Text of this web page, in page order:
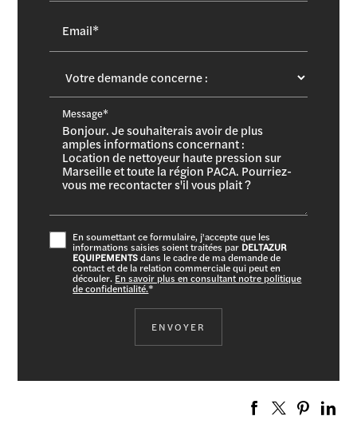
Email*
Message*
En soumettant ce formulaire, j'accepte que les
informations saisies soient traitées par DELTAZUR
EQUIPEMENTSdans le cadre de ma demande de
contact et de la relation commerciale qui peut en
découler. En savoir plus en consultant notre politique
de confidentialité.*